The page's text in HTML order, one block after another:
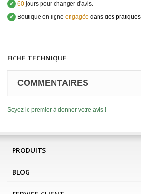
✔ 60 jours pour changer d'avis.
✔
Boutique en ligne engagée dans des pratiques
FICHE TECHNIQUE
COMMENTAIRES
Soyez le premier à donner votre avis !
PRODUITS
BLOG